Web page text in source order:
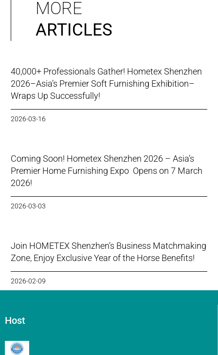
MORE
ARTICLES
40,000+ Professionals Gather! Hometex Shenzhen
2026–Asia’s Premier Soft Furnishing Exhibition–
Wraps Up Successfully!
2026-03-16
Coming Soon! Hometex Shenzhen 2026 – Asia’s
Premier Home Furnishing Expo Opens on 7 March
2026!
2026-03-03
Join HOMETEX Shenzhen’s Business Matchmaking
Zone, Enjoy Exclusive Year of the Horse Benefits!
2026-02-09
Host